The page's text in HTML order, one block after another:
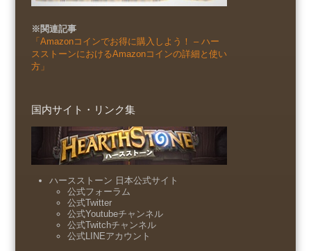
※関連記事
「Amazonコインでお得に購入しよう！ – ハー
スストーンにおけるAmazonコインの詳細と使い
方」
国内サイト・リンク集
ハースストーン 日本公式サイト
公式フォーラム
公式Twitter
公式Youtubeチャンネル
公式Twitchチャンネル
公式LINEアカウント